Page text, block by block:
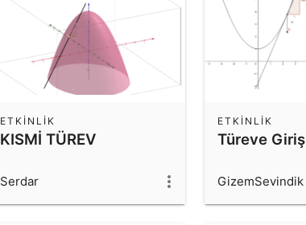
KISMİ TÜREV
ETKINLIK
Serdar
Türeve Giriş
ETKINLIK
GizemSevindik